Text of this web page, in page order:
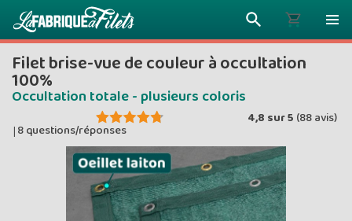
Plus vous
moins
ENVOYEZ
Filet brise-vue de couleur à occultation
100%
Occultation totale - plusieurs coloris
4,8 sur5 (88avis)
| 8 questions/réponses